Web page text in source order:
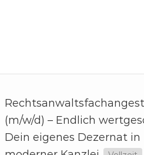
(m/w/d) – Endlich
Dein eigenes Dezernat in